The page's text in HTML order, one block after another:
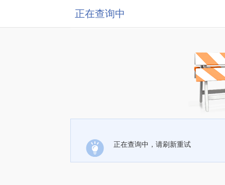
正在查询中
正在查询中，请刷新重试